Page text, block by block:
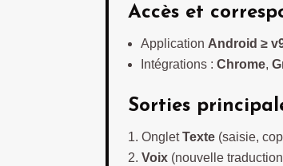
Accès et
Application Android ≥
Intégrations : Chrome,
Sorties
OngletTexte (saisie,
Voix (nouvelle